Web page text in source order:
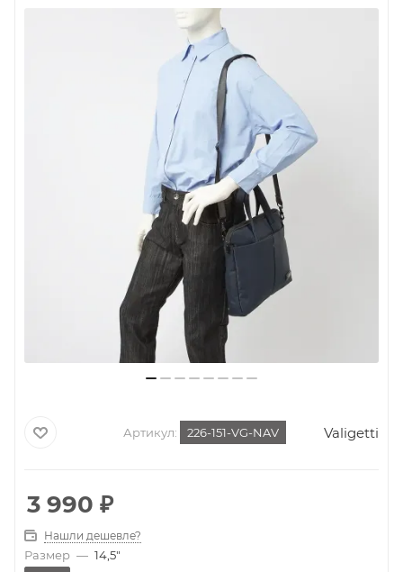
Артикул: 226-151-VG-NAV Valigetti
3 990 ₽
Нашли дешевле?
Размер — 14,5"